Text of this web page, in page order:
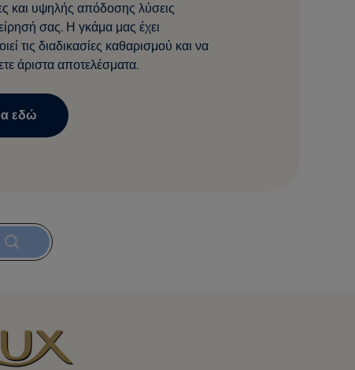
και υψηλής απόδοσης λύσεις
σας. Η γκάμα μας έχει
τις διαδικασίες καθαρισμού και να
άριστα αποτελέσματα.
εδώ